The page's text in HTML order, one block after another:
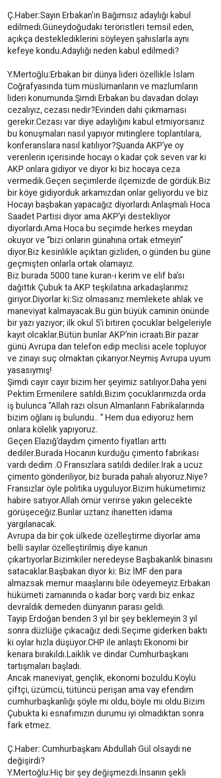
Ç.Haber:Sayın Erbakan'ın Bağımsız adaylığı kabul
edilmedi.Güneydoğudaki teröristleri temsil eden,
açıkça desteklediklerini söyleyen şahıslarla aynı
kefeye kondu.Adaylığı neden kabul edilmedi?
Y.Mertoğlu:Erbakan bir dünya lideri özellikle İslam
Coğrafyasında tüm müslümanların ve mazlumların
lideri konumunda.Şimdi Erbakan bu davadan dolayı
cezalıyız, cezası nedir?Evinden dahi çıkmaması
gerekir.Cezası var diye adaylığını kabul etmiyorsanız
bu konuşmaları nasıl yapıyor mitinglere toplantılara,
konferanslara nasıl katılıyor?Şuanda AKP’ye oy
verenlerin içerisinde hocayı o kadar çok seven var ki
AKP onlara gidiyor ve diyor ki biz hocaya ceza
vermedik.Geçen seçimlerde ilçemizde de gördük.Biz
bir köye gidiyorduk arkamızdan onlar geliyordu ve biz
Hocayı başbakan yapacağız diyorlardı.Anlaşmalı Hoca
Saadet Partisi diyor ama AKP’yi destekliyor
diyorlardı.Ama Hoca bu seçimde herkes meydan
okuyor ve “bizi onların günahına ortak etmeyin”
diyor.Biz kesinlikle açıktan gizliden, o günden bu güne
geçmişten onlarla ortak olamayız.
Biz burada 5000 tane kuran-ı kerim ve elif ba’sı
dağıttık Çubuk ta AKP teşkilatına arkadaşlarımız
giriyor.Diyorlar ki:Siz olmasanız memlekete ahlak ve
maneviyat kalmayacak.Bu gün büyük caminin önünde
bir yazı yazıyor; ilk okul 5’i bitiren çocuklar belgeleriyle
kayıt olcaklar.Bütün bunlar AKP’nin icraatı.Bir pazar
günü Avrupa dan telefon edip meclisi acele topluyor
ve zinayı suç olmaktan çıkarıyor.Neymiş Avrupa uyum
yasasıymış!
Şimdi cayır cayır bizim her şeyimiz satılıyor.Daha yeni
Pektim Ermenilere satıldı.Bizim çocuklarımızda orda
iş bulunca “Allah razı olsun Almanların Fabrikalarında
bizim oğlanı iş bulundu.. “ Hem dua ediyoruz hem
onlara kölelik yapıyoruz.
Geçen Elazığ’daydım çimento fiyatları arttı
dediler.Burada Hocanın kurduğu çimento fabrikası
vardı dedim .O Fransızlara satıldı dediler.Irak a ucuz
çimento gönderiliyor, biz burada pahalı alıyoruz.Niye?
Fransızlar öyle politika uyguluyor.Bizim hükümetimiz
habire satıyor.Allah ömür verirse yakın gelecekte
görüşeceğiz.Bunlar uztanz ihanetten idama
yargılanacak.
Avrupa da bir çok ülkede özelleştirme diyorlar ama
belli sayılar özelleştirilmiş diye kanun
çıkartıyorlar.Bizimkiler neredeyse Başbakanlık binasını
satacaklar.Başbakan diyor ki: Biz İMF den para
almazsak memur maaşlarını bile ödeyemeyiz.Erbakan
hükümeti zamanında o kadar borç vardı biz enkaz
devraldık demeden dünyanın parası geldi.
Tayip Erdoğan benden 3 yıl bir şey beklemeyin 3 yıl
sonra düzlüğe çıkacağız dedi.Seçime giderken baktı
ki oylar hızla düşüyor.CHP ile anlaştı Ekonomi bir
kenara bırakıldı.Laiklik ve dindar Cumhurbaşkanı
tartışmaları başladı.
Ancak maneviyat, gençlik, ekonomi bozuldu.Köylü
çiftçi, üzümcü, tütüncü perişan ama vay efendim
cumhurbaşkanlığı şöyle mi oldu, böyle mi oldu.Bizim
Çubukta ki esnafımızın durumu iyi olmadıktan sonra
fark etmez.
Ç.Haber: Cumhurbaşkanı Abdullah Gül olsaydı ne
değişirdi?
Y.Mertoğlu:Hiç bir şey değişmezdi.İnsanın şekli